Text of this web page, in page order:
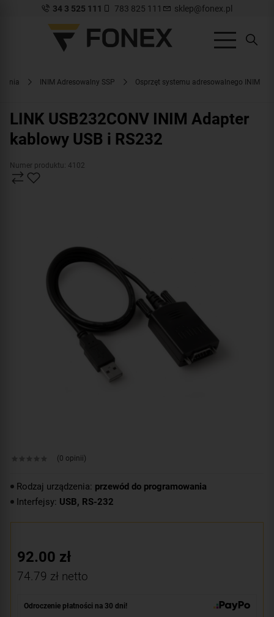
34 3 525 111 783 825 111 sklep@fonex.pl
INIM Adresowalny SSP Osprzęt systemu adresowalnego INIM
LINK USB232CONV INIM Adapter
kablowy USB i RS232
Numer produktu: 4102
(0 opinii)
Rodzaj urządzenia: przewód do programowania
Interfejsy: USB, RS-232
92.00 zł
74.79 zł netto
Odroczenie płatności na 30 dni!